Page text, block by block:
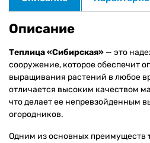
Описание
Теплица «Сибирская» — это
сооружение, которое обеспечит
выращивания растений в любое
отличается высоким качеством
что делает ее непревзойденным
огородников.
Одним из основных преимуществ